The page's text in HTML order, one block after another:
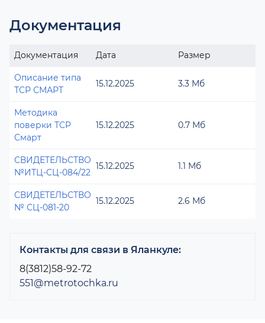
Документация
Документация Дата Размер
Описание типа
ТСР СМАРТ
15.12.2025 3.3 Мб
Методика
поверки ТСР
Смарт
15.12.2025 0.7 Мб
СВИДЕТЕЛЬСТВО
№ИТЦ-СЦ-084/22
15.12.2025 1.1 Мб
СВИДЕТЕЛЬСТВО
№ СЦ-081-20
15.12.2025 2.6 Мб
Контакты для связи в Яланкуле:
8(3812)58-92-72
551@metrotochka.ru